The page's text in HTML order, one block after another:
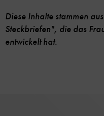
Diese Inhalte stammen
Steckbriefen", die das
entwickelt hat.